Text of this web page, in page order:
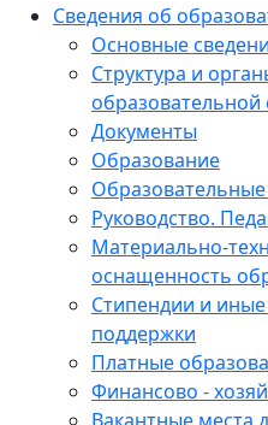
Сведения об
Основные
Структура и
образовательной
Документы
Образование
Руководство.
Материально-
оснащенность
Стипендии и
поддержки
Платные
Финансово -